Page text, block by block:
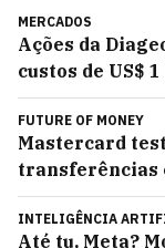
MERCADOS
Ações da
custos de US$
FUTURE OF MONEY
Mastercard
transferências
INTELIGÊNCIA
Até tu, Meta?